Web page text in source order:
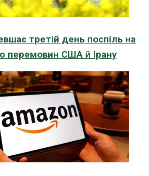
третій день поспіль на
перемовин США й Ірану